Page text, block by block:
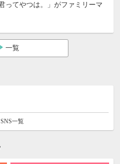
ってやつは。」がファミリーマ
一覧
SNS一覧